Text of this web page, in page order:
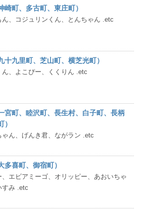
崎町、多古町、東庄町）
ん、コジュリンくん、とんちゃん .etc
十九里町、芝山町、横芝光町）
ん、よこぴー、くくりん .etc
宮町、睦沢町、長生村、白子町、長柄
ゃん、げんき君、ながラン .etc
多喜町、御宿町）
、エビアミーゴ、オリッピー、あおいちゃ
すみ .etc